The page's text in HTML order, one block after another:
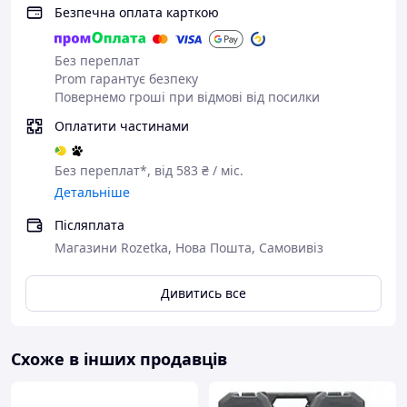
Передня ручка може переставлятися по
колу, забезпечуючи максимальну зручність
Безпечна оплата карткою
Без переплат
Prom гарантує безпеку
Повернемо гроші при відмові від посилки
Оплатити частинами
Без переплат*, від 583 ₴ / міс.
Детальніше
Післяплата
Магазини Rozetka, Нова Пошта, Самовивіз
Дивитись все
Схоже в інших продавців